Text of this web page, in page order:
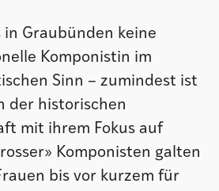
in Graubünden keine
Komponistin im
Sinn – zumindest ist
der historischen
mit ihrem Fokus auf
Komponisten galten
bis vor kurzem für